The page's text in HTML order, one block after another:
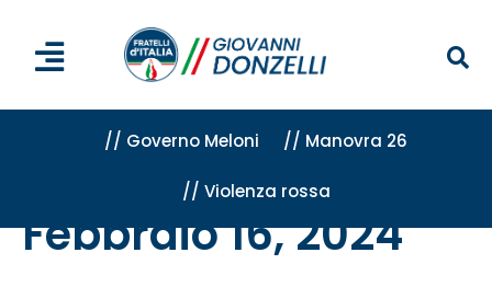
// Governo Meloni // Manovra 26
// Violenza rossa
Archivi per 16 Febbraio 2024
Febbraio 16, 2024